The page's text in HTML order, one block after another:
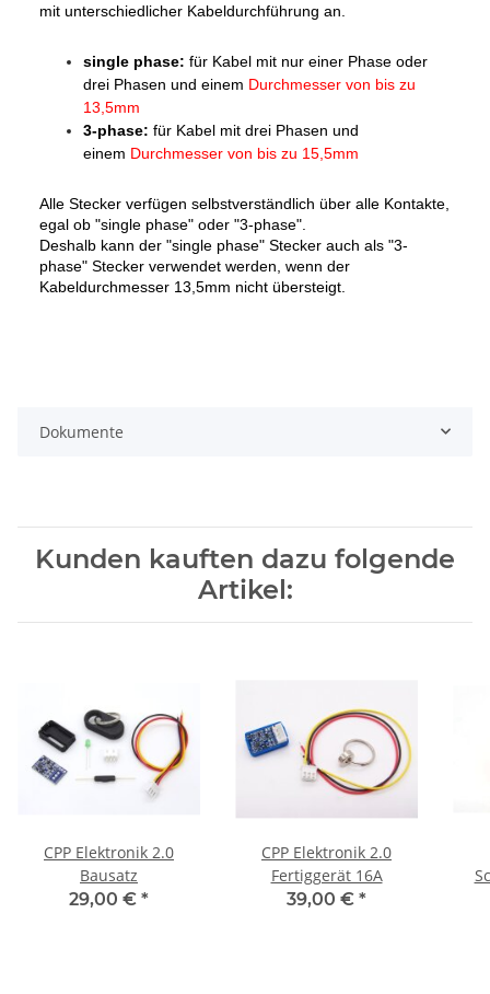
mit unterschiedlicher Kabeldurchführung an.
single phase: für Kabel mit nur einer Phase oder
drei Phasen und einem Durchmesser von bis zu
13,5mm
3-phase: für Kabel mit drei Phasen und
einem Durchmesser von bis zu 15,5mm
Alle Stecker verfügen selbstverständlich über alle Kontakte,
egal ob "single phase" oder "3-phase".
Deshalb kann der "single phase" Stecker auch als "3-
phase" Stecker verwendet werden, wenn der
Kabeldurchmesser 13,5mm nicht übersteigt.
Dokumente
Kunden kauften dazu folgende
Artikel:
CPP Elektronik 2.0
Bausatz
29,00 € *
CPP Elektronik 2.0
Fertiggerät 16A
39,00 € *